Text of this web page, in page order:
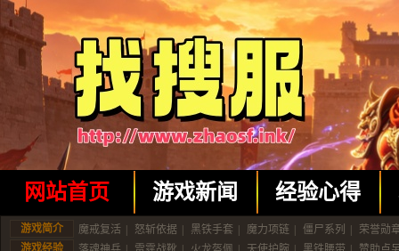
网站首页 游戏新闻 经验心得
游戏简介 魔戒复活 怒斩依据 黑铁手套 魔力项链 僵尸系列
荣誉勋
游戏经验